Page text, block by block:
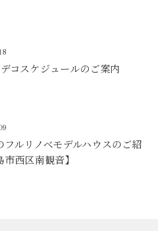
コスケジュールのご案内
フルリノベモデルハウスのご紹
市西区南観音】